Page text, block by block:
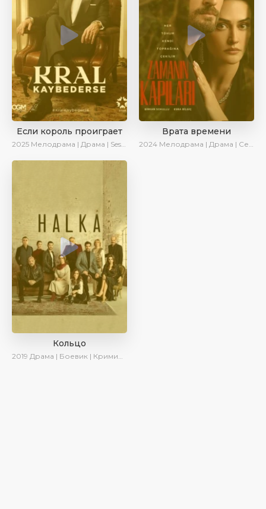
Если король проиграет
2025 Мелодрама | Драма | SesDizi | Ирина Котова | AlisaDirilis | Turok1990 | Новинки | Сериалы 2025
Врата времени
2024 Мелодрама | Драма | Сериалы 2024
Кольцо
2019 Драма | Боевик | Криминал